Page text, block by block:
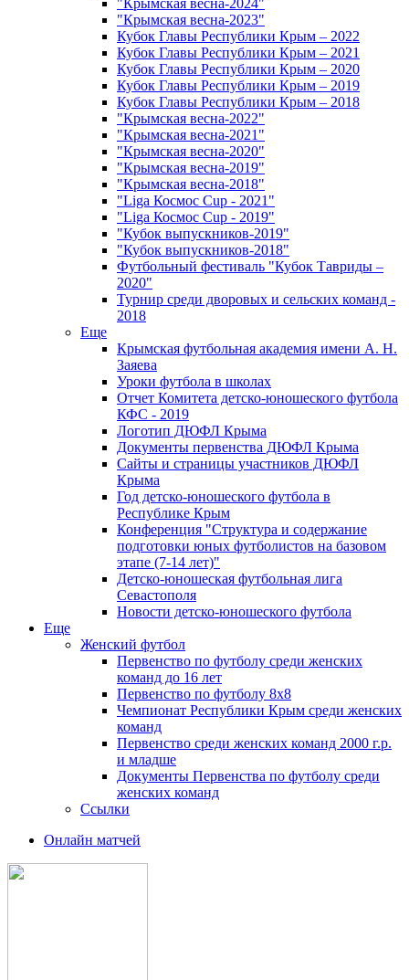
"Крымская весна-2024"
"Крымская весна-2023"
Кубок Главы Республики Крым – 2022
Кубок Главы Республики Крым – 2021
Кубок Главы Республики Крым – 2020
Кубок Главы Республики Крым – 2019
Кубок Главы Республики Крым – 2018
"Крымская весна-2022"
"Крымская весна-2021"
"Крымская весна-2020"
"Крымская весна-2019"
"Крымская весна-2018"
"Liga Космос Cup - 2021"
"Liga Космос Cup - 2019"
"Кубок выпускников-2019"
"Кубок выпускников-2018"
Футбольный фестиваль "Кубок Тавриды –
2020"
Турнир среди дворовых и сельских команд -
2018
Еще
Крымская футбольная академия имени А. Н.
Заяева
Уроки футбола в школах
Отчет Комитета детско-юношеского футбола
КФС - 2019
Логотип ДЮФЛ Крыма
Документы первенства ДЮФЛ Крыма
Сайты и страницы участников ДЮФЛ
Крыма
Год детско-юношеского футбола в
Республике Крым
Конференция "Структура и содержание
подготовки юных футболистов на базовом
этапе (7-14 лет)"
Детско-юношеская футбольная лига
Севастополя
Новости детско-юношеского футбола
Еще
Женский футбол
Первенство по футболу среди женских
команд до 16 лет
Первенство по футболу 8х8
Чемпионат Республики Крым среди женских
команд
Первенство среди женских команд 2000 г.р.
и младше
Документы Первенства по футболу среди
женских команд
Ссылки
Онлайн матчей